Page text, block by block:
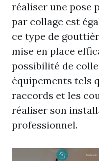
réaliser une pose
par collage est
ce type de
mise en place
possibilité de
équipements tels
raccords et les
réaliser son
professionnel.